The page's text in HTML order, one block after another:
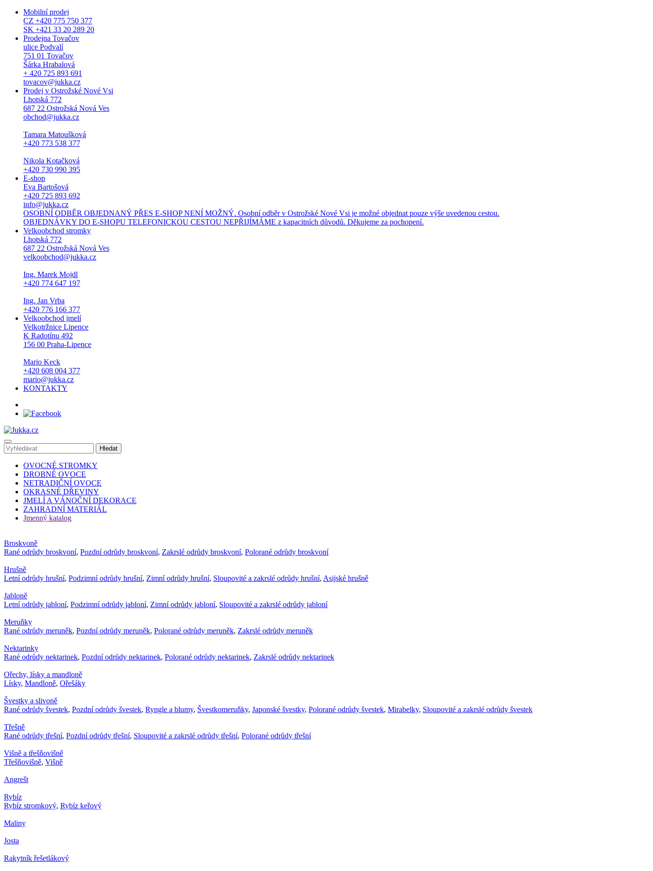
Mobilní prodej
CZ +420 775 750 377
SK +421 33 20 289 20
Prodejna Tovačov
ulice Podvalí
751 01 Tovačov
Šárka Hrabalová
+ 420 725 893 691
tovacov@jukka.cz
Prodej v Ostrožské Nové Vsi
Lhotská 772
687 22 Ostrožská Nová Ves
obchod@jukka.cz
Tamara Matoušková
+420 773 538 377
Nikola Kotačková
+420 730 990 395
E-shop
Eva Bartošová
+420 725 893 692
info@jukka.cz
OSOBNÍ ODBĚR OBJEDNANÝ PŘES E-SHOP NENÍ MOŽNÝ. Osobní odběr v Ostrožské Nové Vsi je možné objednat pouze výše uvedenou cestou.
OBJEDNÁVKY DO E-SHOPU TELEFONICKOU CESTOU NEPŘIJÍMÁME z kapacitních důvodů. Děkujeme za pochopení.
Velkoobchod stromky
Lhotská 772
687 22 Ostrožská Nová Ves
velkoobchod@jukka.cz
Ing. Marek Mojdl
+420 774 647 197
Ing. Jan Vrba
+420 776 166 377
Velkoobchod jmelí
Velkotržnice Lipence
K Radotínu 492
156 00 Praha-Lipence
Mario Keck
+420 608 004 377
mario@jukka.cz
KONTAKTY
OVOCNÉ STROMKY
DROBNÉ OVOCE
NETRADIČNÍ OVOCE
OKRASNÉ DŘEVINY
JMELÍ A VÁNOČNÍ DEKORACE
ZAHRADNÍ MATERIÁL
Jmenný katalog
Broskvoně
Rané odrůdy broskvoní, Pozdní odrůdy broskvoní, Zakrslé odrůdy broskvoní, Polorané odrůdy broskvoní
Hrušně
Letní odrůdy hrušní, Podzimní odrůdy hrušní, Zimní odrůdy hrušní, Sloupovité a zakrslé odrůdy hrušní, Asijské hrušně
Jabloně
Letní odrůdy jabloní, Podzimní odrůdy jabloní, Zimní odrůdy jabloní, Sloupovité a zakrslé odrůdy jabloní
Meruňky
Rané odrůdy meruněk, Pozdní odrůdy meruněk, Polorané odrůdy meruněk, Zakrslé odrůdy meruněk
Nektarinky
Rané odrůdy nektarinek, Pozdní odrůdy nektarinek, Polorané odrůdy nektarinek, Zakrslé odrůdy nektarinek
Ořechy, lísky a mandloně
Lísky, Mandloně, Ořešáky
Švestky a slivoně
Rané odrůdy švestek, Pozdní odrůdy švestek, Ryngle a blumy, Švestkomeruňky, Japonské švestky, Polorané odrůdy švestek, Mirabelky, Sloupovité a zakrslé odrůdy švestek
Třešně
Rané odrůdy třešní, Pozdní odrůdy třešní, Sloupovité a zakrslé odrůdy třešní, Polorané odrůdy třešní
Višně a třešňovišně
Třešňovišně, Višně
Angrešt
Rybíz
Rybíz stromkový, Rybíz keřový
Maliny
Josta
Rakytník řešetlákový